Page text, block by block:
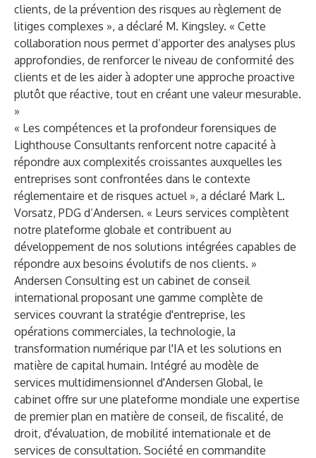
clients, de la prévention des risques au règlement de
litiges complexes », a déclaré M. Kingsley. « Cette
collaboration nous permet d’apporter des analyses plus
approfondies, de renforcer le niveau de conformité des
clients et de les aider à adopter une approche proactive
plutôt que réactive, tout en créant une valeur mesurable.
»
« Les compétences et la profondeur forensiques de
Lighthouse Consultants renforcent notre capacité à
répondre aux complexités croissantes auxquelles les
entreprises sont confrontées dans le contexte
réglementaire et de risques actuel », a déclaré Mark L.
Vorsatz, PDG d’Andersen. « Leurs services complètent
notre plateforme globale et contribuent au
développement de nos solutions intégrées capables de
répondre aux besoins évolutifs de nos clients. »
Andersen Consulting est un cabinet de conseil
international proposant une gamme complète de
services couvrant la stratégie d'entreprise, les
opérations commerciales, la technologie, la
transformation numérique par l'IA et les solutions en
matière de capital humain. Intégré au modèle de
services multidimensionneld'Andersen Global, le
cabinet offre sur une plateforme mondiale une expertise
de premier plan en matière de conseil, de fiscalité, de
droit, d'évaluation, de mobilité internationale et de
services de consultation. Société en commandite